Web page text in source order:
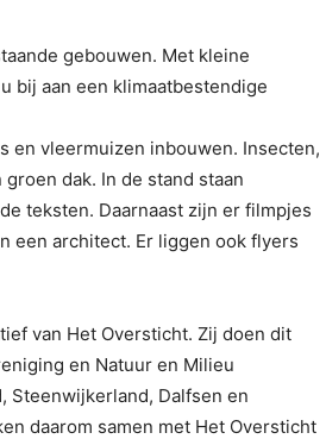
gebouwen. Met kleine
bij aan een klimaatbestendige
en vleermuizen inbouwen. Insecten,
dak. In de stand staan
teksten. Daarnaast zijn er filmpjes
een architect. Er liggen ook flyers
van Het Oversticht. Zij doen dit
en Natuur en Milieu
Steenwijkerland, Dalfsen en
daarom samen met Het Oversticht